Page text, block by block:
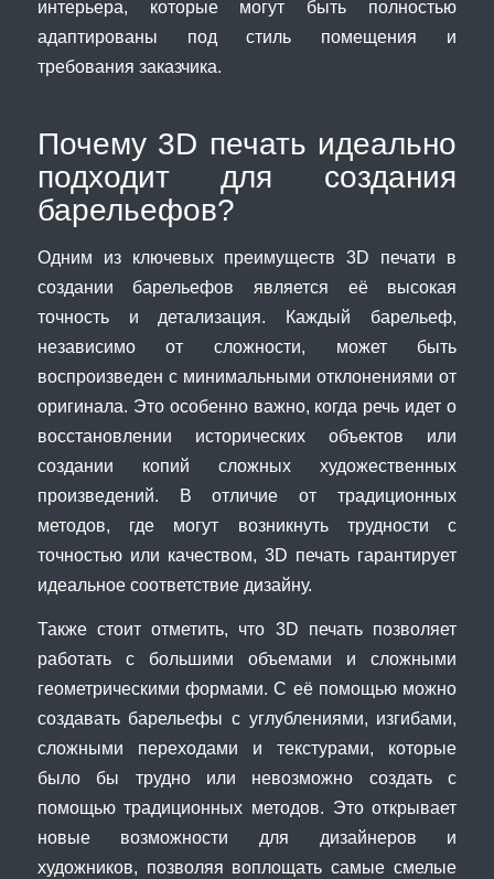
интерьера, которые могут быть полностью
адаптированы под стиль помещения и
требования заказчика.
Почему 3D печать идеально
подходит для создания
барельефов?
Одним из ключевых преимуществ 3D печати в
создании барельефов является её высокая
точность и детализация. Каждый барельеф,
независимо от сложности, может быть
воспроизведен с минимальными отклонениями от
оригинала. Это особенно важно, когда речь идет о
восстановлении исторических объектов или
создании копий сложных художественных
произведений. В отличие от традиционных
методов, где могут возникнуть трудности с
точностью или качеством, 3D печать гарантирует
идеальное соответствие дизайну.
Также стоит отметить, что 3D печать позволяет
работать с большими объемами и сложными
геометрическими формами. С её помощью можно
создавать барельефы с углублениями, изгибами,
сложными переходами и текстурами, которые
было бы трудно или невозможно создать с
помощью традиционных методов. Это открывает
новые возможности для дизайнеров и
художников, позволяя воплощать самые смелые